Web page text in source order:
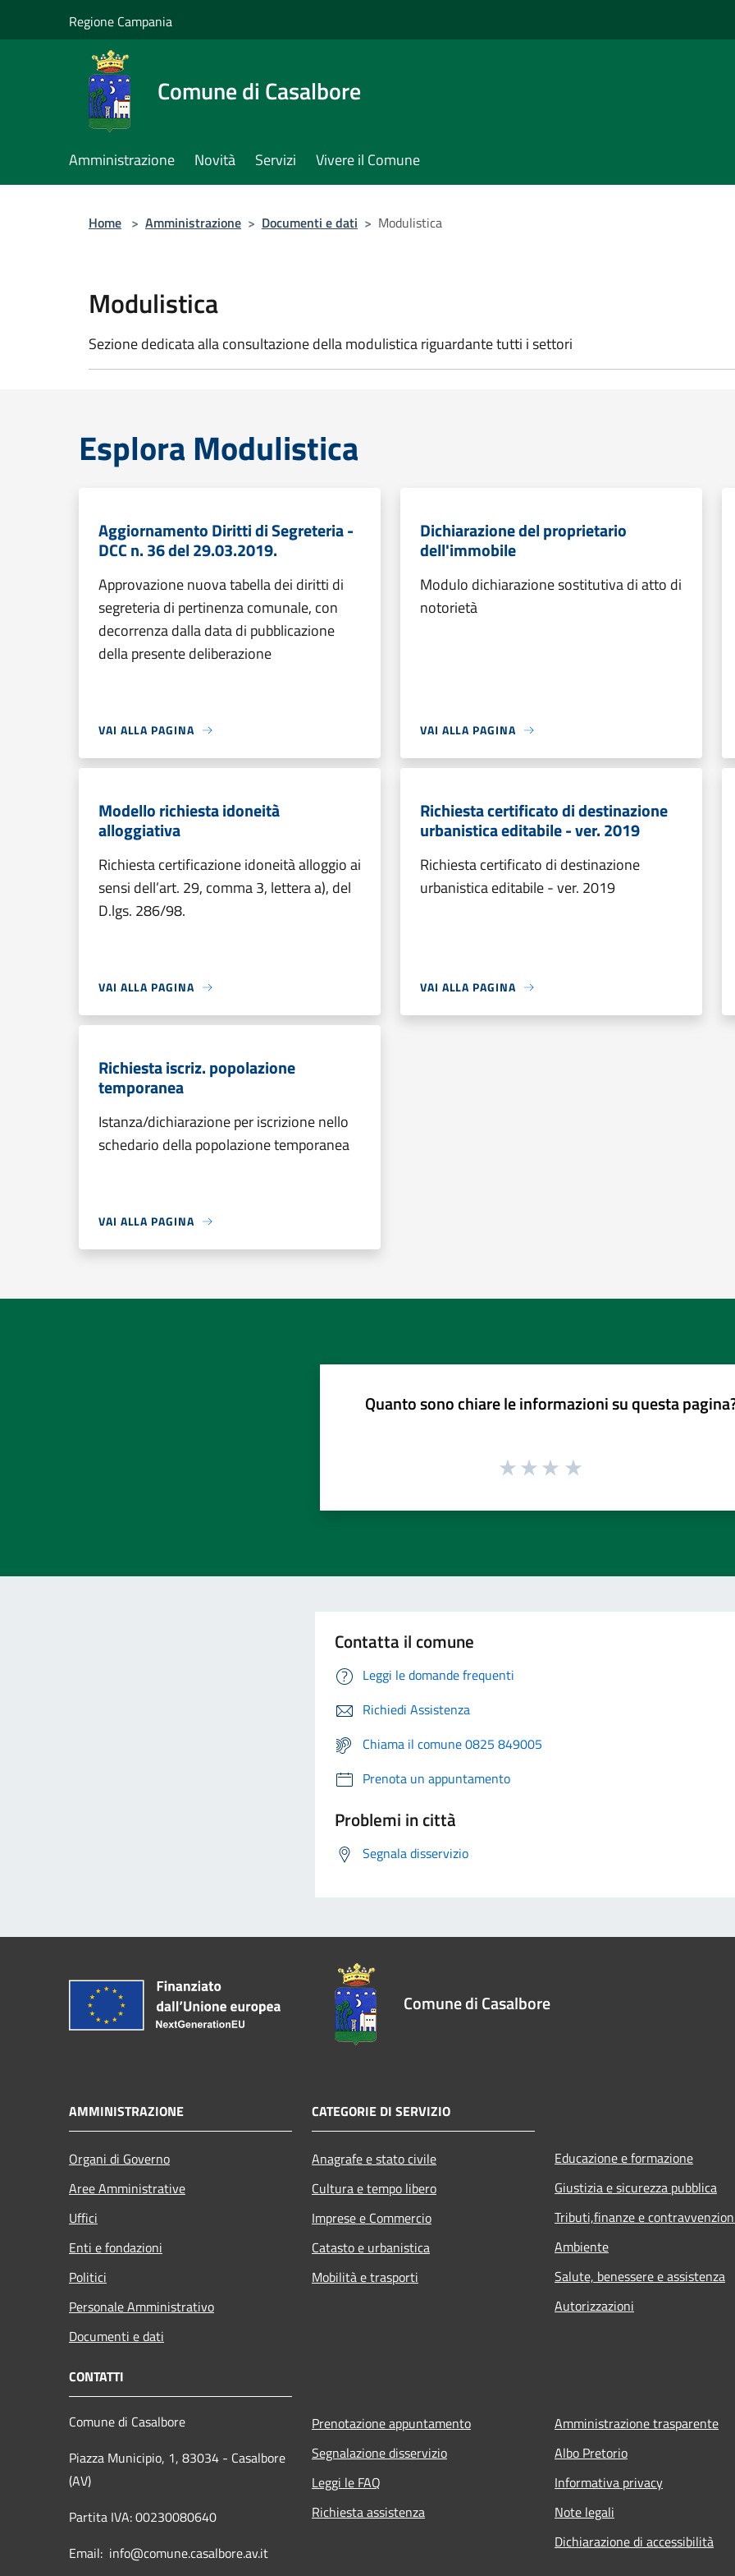
Regione Campania
Comune di Casalbore
Amministrazione Novità Servizi Vivere il Comune
Home > Amministrazione > Documenti e dati > Modulistica
Modulistica
Sezione dedicata alla consultazione della modulistica riguardante tutti i settori
Esplora Modulistica
Aggiornamento Diritti di Segreteria -
DCC n. 36 del 29.03.2019.
Approvazione nuova tabella dei diritti di
segreteria di pertinenza comunale, con
decorrenza dalla data di pubblicazione
della presente deliberazione
VAI ALLA PAGINA
Dichiarazione del proprietario
dell'immobile
Modulo dichiarazione sostitutiva di atto di
notorietà
VAI ALLA PAGINA
Modello richiesta idoneità
alloggiativa
Richiesta certificazione idoneità alloggio ai
sensi dell’art. 29, comma 3, lettera a), del
D.lgs. 286/98.
VAI ALLA PAGINA
Richiesta certificato di destinazione
urbanistica editabile - ver. 2019
Richiesta certificato di destinazione
urbanistica editabile - ver. 2019
VAI ALLA PAGINA
Richiesta iscriz. popolazione
temporanea
Istanza/dichiarazione per iscrizione nello
schedario della popolazione temporanea
VAI ALLA PAGINA
Quanto sono chiare le informazioni su questa
Contatta il comune
Leggi le domande frequenti
Richiedi Assistenza
Chiama il comune 0825 849005
Prenota un appuntamento
Problemi in città
Segnala disservizio
Comune di Casalbore
AMMINISTRAZIONE
Organi di Governo
Aree Amministrative
Uffici
Enti e fondazioni
Politici
Personale Amministrativo
Documenti e dati
CATEGORIE DI SERVIZIO
Anagrafe e stato civile
Cultura e tempo libero
Imprese e Commercio
Catasto e urbanistica
Mobilità e trasporti
Educazione e formazione
Giustizia e sicurezza pubblica
Tributi,finanze e
Ambiente
Salute, benessere e assistenza
Autorizzazioni
CONTATTI
Comune di Casalbore
Piazza Municipio, 1, 83034 - Casalbore
(AV)
Partita IVA: 00230080640
Email: info@comune.casalbore.av.it
Prenotazione appuntamento
Segnalazione disservizio
Leggi le FAQ
Richiesta assistenza
Amministrazione trasparente
Albo Pretorio
Informativa privacy
Note legali
Dichiarazione di accessibilità